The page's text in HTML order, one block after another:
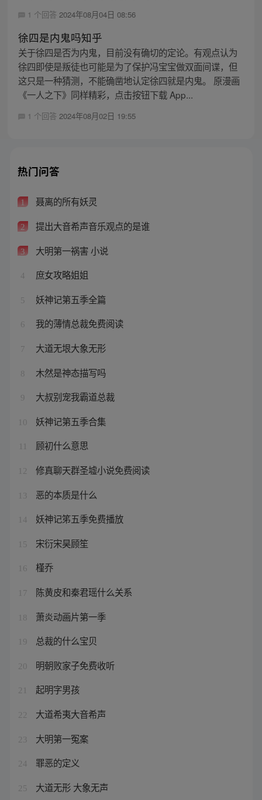
1 个回答 2024年08月04日 08:56
徐四是内鬼吗知乎
关于徐四是否为内鬼，目前没有确切的定论。有观点认为
徐四即使是叛徒也可能是为了保护冯宝宝做双面间谍，但
这只是一种猜测，不能确凿地认定徐四就是内鬼。 原漫画
《一人之下》同样精彩，点击按钮下载 App...
1 个回答 2024年08月02日 19:55
热门问答
1 聂离的所有妖灵
2 提出大音希声音乐观点的是谁
3 大明第一祸害 小说
4 庶女攻略姐姐
5 妖神记第五季全篇
6 我的薄情总裁免费阅读
7 大道无垠大象无形
8 木然是神态描写吗
9 大叔别宠我霸道总裁
10 妖神记第五季合集
顾初什么意思
12 修真聊天群圣墟小说免费阅读
13 恶的本质是什么
14 妖神记笫五季免费播放
15 宋衍宋昊顾笙
16 槿乔
17 陈黄皮和秦君瑶什么关系
18 萧炎动画片第一季
19 总裁的什么宝贝
20 明朝败家子免费收听
21 起明字男孩
22 大道希夷大音希声
23 大明第一冤案
24 罪恶的定义
25 大道无形 大象无声